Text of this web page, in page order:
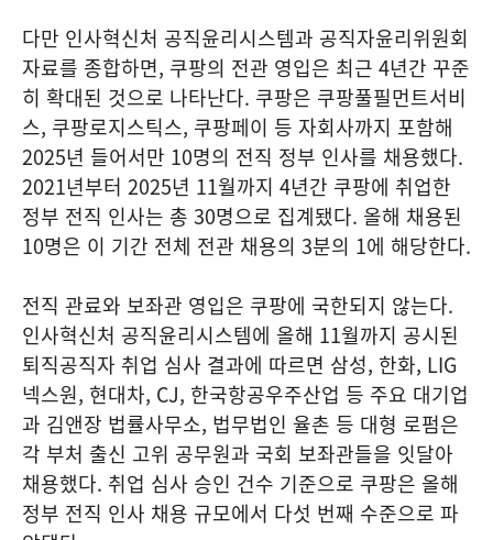
다만 인사혁신처 공직윤리시스템과 공직자윤리위원회
자료를 종합하면, 쿠팡의 전관 영입은 최근 4년간 꾸준
히 확대된 것으로 나타난다. 쿠팡은 쿠팡풀필먼트서비
스, 쿠팡로지스틱스, 쿠팡페이 등 자회사까지 포함해
2025년 들어서만 10명의 전직 정부 인사를 채용했다.
2021년부터 2025년 11월까지 4년간 쿠팡에 취업한
정부 전직 인사는 총 30명으로 집계됐다. 올해 채용된
10명은 이 기간 전체 전관 채용의 3분의 1에 해당한다.
전직 관료와 보좌관 영입은 쿠팡에 국한되지 않는다.
인사혁신처 공직윤리시스템에 올해 11월까지 공시된
퇴직공직자 취업 심사 결과에 따르면 삼성, 한화, LIG
넥스원, 현대차, CJ, 한국항공우주산업 등 주요 대기업
과 김앤장 법률사무소, 법무법인 율촌 등 대형 로펌은
각 부처 출신 고위 공무원과 국회 보좌관들을 잇달아
채용했다. 취업 심사 승인 건수 기준으로 쿠팡은 올해
정부 전직 인사 채용 규모에서 다섯 번째 수준으로 파